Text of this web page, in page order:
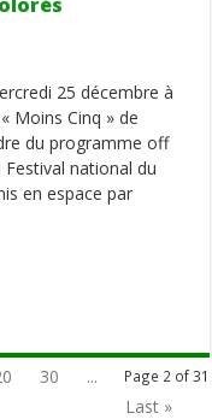
25 décembre à
Moins Cinq » de
du programme off
national du
en espace par
Page 2 of 31
30
...
Last »